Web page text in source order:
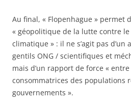
Au final, « Flopenhague » permet
« géopolitique de la lutte contre
climatique » : il ne s’agit pas
gentils ONG / scientifiques et
mais d’un rapport de force «
consommatrices des populations
gouvernements ».